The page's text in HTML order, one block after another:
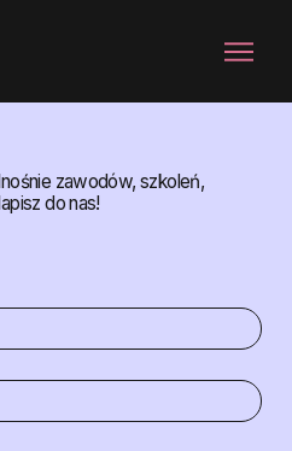
zawodów, szkoleń,
do nas!